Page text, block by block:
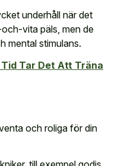
underhåll när det
vita päls, men de
mental stimulans.
Tid Tar Det Att Träna
och roliga för din